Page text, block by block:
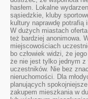
hasłem. Lokalne
sąsiedzkie, kluby
kultury naprawdę potrafią
W dużych miastach
też bardziej anonimowa.
miejscowościach
bo człowiek widzi, że
że nie jest tylko jednym z
uczestników. Nie bez
nieruchomości. Dla
planujących
zakupem mieszkania w